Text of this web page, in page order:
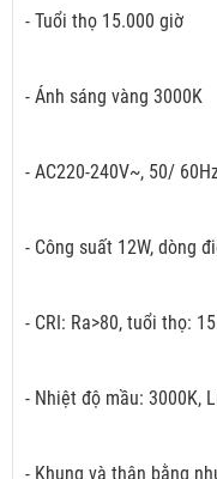
- Tuổi thọ 15.000 giờ
- Ánh sáng vàng 3000K
- AC220-240V~, 50/
- Công suất 12W, dòng
- CRI: Ra>80, tuổi thọ:
- Nhiệt độ mầu: 3000K,
- Khung và thân bằng